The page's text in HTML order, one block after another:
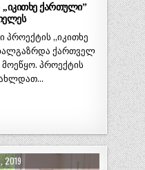
,,იკითხე ქართული”
პროექტის ,,იკითხე
ქართველ
პროექტის
2019